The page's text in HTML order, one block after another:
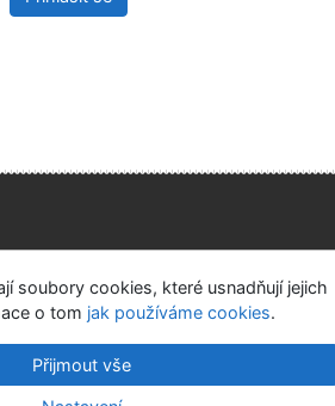
Napište nám Nastavení cookies
se sídlem Joštova 625/8,
soubory cookies, které usnadňují jejich
o tom jak používáme cookies.
Přijmout vše